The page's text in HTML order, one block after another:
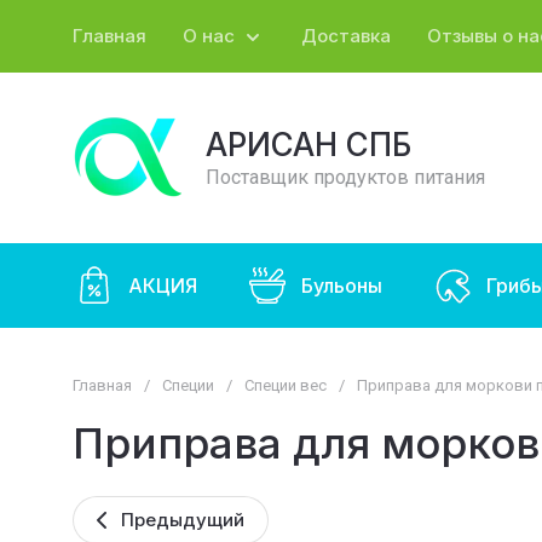
Главная О нас Доставка Отзывы о
АРИСАН СПБ
Поставщик продуктов питания
АКЦИЯ Бульоны
Главная / Специи / Специи вес / Приправа для моркови
Приправа для
Предыдущий